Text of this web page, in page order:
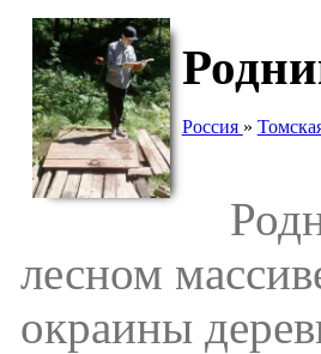
Россия »
лесном
окраины